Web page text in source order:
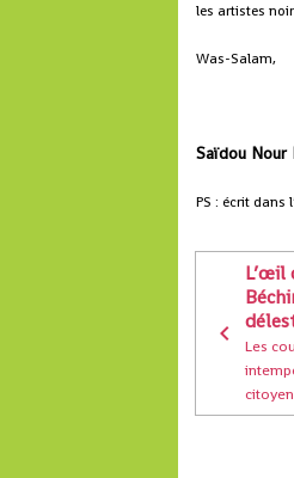
les artistes
Was-Salam,
Saïdou Nour
PS : écrit dans
L’œil
Les